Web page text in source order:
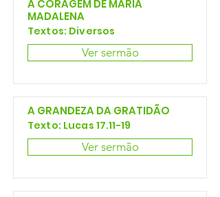
A CORAGEM DE MARIA
MADALENA
Textos: Diversos
Ver sermão
A GRANDEZA DA GRATIDÃO
Texto: Lucas 17.11-19
Ver sermão